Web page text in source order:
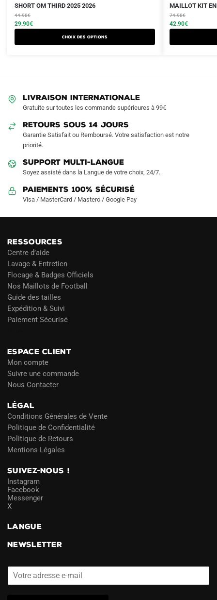
SHORT OM THIRD 2025 2026
44.90€
Le
prix
initial
était :
29.90€
Le
prix
actuel
est :
Choix des options
Ce
produit
a
être
choisies
sur
page
produit
MAILLOT KIT
74.90€
Le
prix
initial
était :
42.90€
Le
prix
actuel
est :
Ce
produit
a
la
LIVRAISON INTERNATIONALE
Gratuite sur toutes les commande supérieures à 99€
RETOURS SOUS 14 JOURS
Garantie Satisfait ou Remboursé. Votre satisfaction est notre
priorité.
SUPPORT MULTI-LANGUE
Soyez assisté dans la Langue de votre choix, 24/7.
Paiements 100% Sécurisé
Visa / MasterCard / Mastero / Google Pay
RESSOURCES
Centre d’aide
Lavage & Entretien
Flocage & Badges Officiels
Nos Maillots de Football
Guide des tailles
Expédition & Suivi
Paiement Sécurisé
ESPACE CLIENT
Mon compte
Suivre une commande
Nous Contacter
LÉGAL
Conditions Générales de Vente
Politique de Confidentialité
Politique de Retours
Mentions Légales
SUIVEZ-NOUS !
Instagram
Facebook
Messenger
X
LANGUE
NEWSLETTER